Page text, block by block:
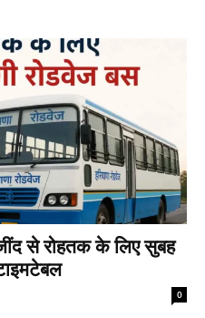
से रोहतक के लिए सुबह
0